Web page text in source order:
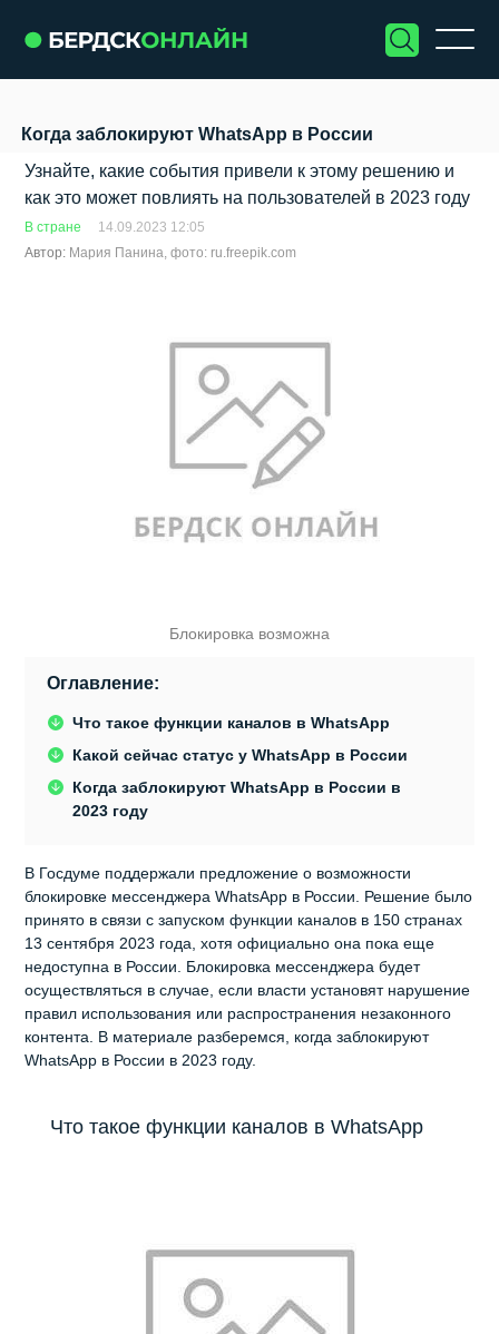
Когда заблокируют WhatsApp в России
Узнайте, какие события привели к этому решению и
как это может повлиять на пользователей в 2023 году
В стране
14.09.2023 12:05
Автор: Мария Панина, фото: ru.freepik.com
Блокировка возможна
Оглавление:
Что такое функции каналов в WhatsApp
Какой сейчас статус у WhatsApp в России
Когда заблокируют WhatsApp в России в
2023 году
В Госдуме поддержали предложение о возможности
блокировке мессенджера WhatsApp в России. Решение было
принято в связи с запуском функции каналов в 150 странах
13 сентября 2023 года, хотя официально она пока еще
недоступна в России. Блокировка мессенджера будет
осуществляться в случае, если власти установят нарушение
правил использования или распространения незаконного
контента. В материале разберемся, когда заблокируют
WhatsApp в России в 2023 году.
Что такое функции каналов в WhatsApp